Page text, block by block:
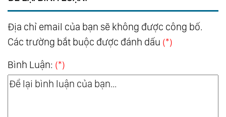
Địa chỉ email của bạn sẽ không được công bố.
Các trường bắt buộc được đánh dấu (*)
Bình Luận: (*)